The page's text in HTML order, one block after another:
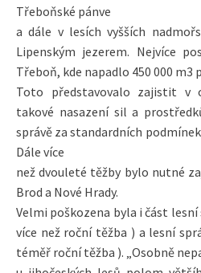
Třeboňské pánve
a dále v lesích vyšších
Lipenským jezerem. Nejvíce
Třeboň, kde napadlo 450 000 m3
Toto představovalo zajistit v
takové nasazení sil a
správě za standardních
Dále více
než dvouleté těžby bylo nutné
Brod a Nové Hrady.
Velmi poškozena byla i část
více než roční těžba ) a lesní
téměř roční těžba ). „Osobně